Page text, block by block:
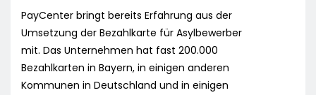
PayCenter bringt bereits Erfahrung aus der
Umsetzung der Bezahlkarte für Asylbewerber
mit. Das Unternehmen hat fast 200.000
Bezahlkarten in Bayern, in einigen anderen
Kommunen in Deutschland und in einigen